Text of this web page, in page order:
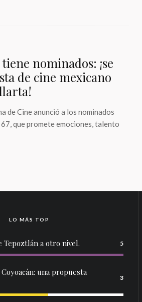
nominados: ¡se
de cine mexicano
de Cine anunció a los nominados
que promete emociones, talento
LO MÁS TOP
Tepoztlán a otro nivel. 5
una propuesta
3